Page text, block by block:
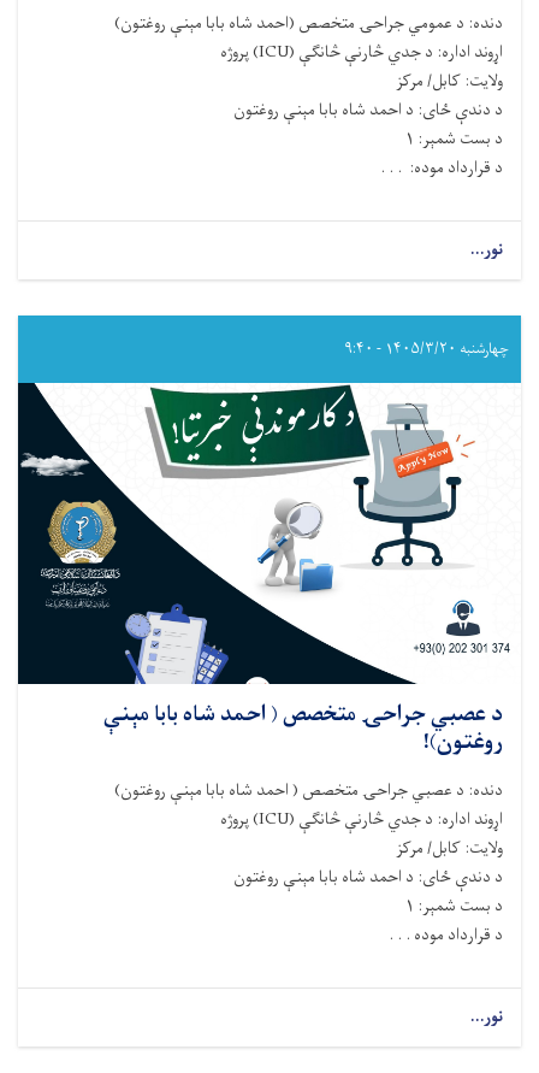
دنده: د عمومي جراحۍمتخصص (احمد شاه بابا مېنې روغتون)
اړوند اداره: د جدي څارنې څانګې (ICU)پروژه
ولایت: کابل/ مرکز
د دندې ځای: د احمد شاه بابا مېنې روغتون
د بست شمېر: ۱
د قرارداد موده: . . .
نور...
د عمومي
(احمد
شاه
مېنې روغتون)
چهارشنبه ۱۴۰۵/۳/۲۰ - ۹:۴۰
د عصبي جراحۍ متخصص ( احمد شاه بابا مېنې
روغتون)!
دنده: د عصبي جراحۍمتخصص (احمد شاه بابا مېنې روغتون)
اړوند اداره: د جدي څارنې څانګې (ICU)پروژه
ولایت: کابل/ مرکز
د دندې ځای: د احمد شاه بابا مېنې روغتون
د بست شمېر: ۱
د قرارداد موده . . .
نور...
د